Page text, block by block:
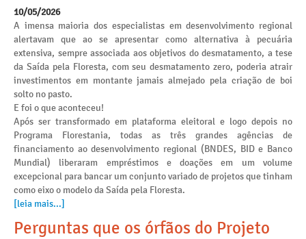
10/05/2026
A imensa maioria dos especialistas em desenvolvimento regional
alertavam que ao se apresentar como alternativa à pecuária
extensiva, sempre associada aos objetivos do desmatamento, a tese
da Saída pela Floresta, com seu desmatamento zero, poderia atrair
investimentos em montante jamais almejado pela criação de boi
solto no pasto.
E foi o que aconteceu!
Após ser transformado em plataforma eleitoral e logo depois no
Programa Florestania, todas as três grandes agências de
financiamento ao desenvolvimento regional (BNDES, BID e Banco
Mundial) liberaram empréstimos e doações em um volume
excepcional para bancar um conjunto variado de projetos que tinham
como eixo o modelo da Saída pela Floresta.
[leia mais...]
Perguntas que os órfãos do Projeto